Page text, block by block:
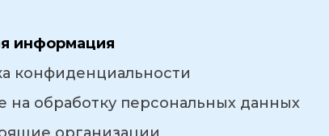
информация
конфиденциальности
на обработку персональных данных